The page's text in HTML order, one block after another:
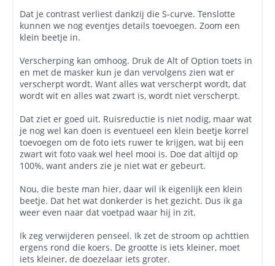
Dat je contrast verliest dankzij die S-curve. Tenslotte
kunnen we nog eventjes details toevoegen. Zoom een
klein beetje in.
Verscherping kan omhoog. Druk de Alt of Option toets in
en met de masker kun je dan vervolgens zien wat er
verscherpt wordt. Want alles wat verscherpt wordt, dat
wordt wit en alles wat zwart is, wordt niet verscherpt.
Dat ziet er goed uit. Ruisreductie is niet nodig, maar wat
je nog wel kan doen is eventueel een klein beetje korrel
toevoegen om de foto iets ruwer te krijgen, wat bij een
zwart wit foto vaak wel heel mooi is. Doe dat altijd op
100%, want anders zie je niet wat er gebeurt.
Nou, die beste man hier, daar wil ik eigenlijk een klein
beetje. Dat het wat donkerder is het gezicht. Dus ik ga
weer even naar dat voetpad waar hij in zit.
Ik zeg verwijderen penseel. Ik zet de stroom op achttien
ergens rond die koers. De grootte is iets kleiner, moet
iets kleiner, de doezelaar iets groter.